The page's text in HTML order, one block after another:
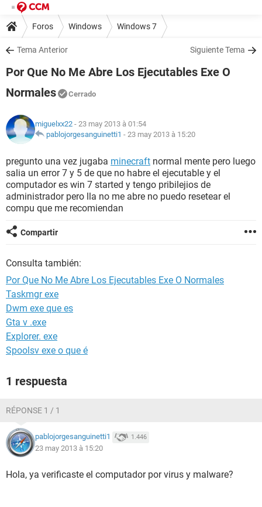
Foros Windows Windows 7
Tema Anterior Siguiente Tema
Por Que No Me Abre Los Ejecutables Exe O
Normales
Cerrado
miguelxx22 - 23 may 2013 à 01:54
pablojorgesanguinetti1 - 23 may 2013 à 15:20
pregunto una vez jugaba minecraft normal mente pero luego
salia un error 7 y 5 de que no habre el ejecutable y el
computador es win 7 started y tengo pribilejios de
administrador pero lla no me abre no puedo resetear el
compu que me recomiendan
Compartir
Consulta también:
Por Que No Me Abre Los Ejecutables Exe O Normales
Taskmgr exe
Dwm exe que es
Gta v .exe
Explorer. exe
Spoolsv exe o que é
1 respuesta
RÉPONSE 1 / 1
pablojorgesanguinetti1 1.446
23 may 2013 à 15:20
Hola, ya verificaste el computador por virus y malware?